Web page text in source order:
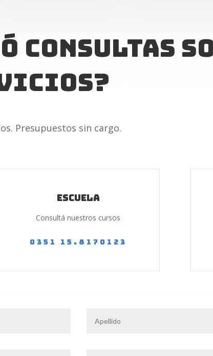
ó consultas
Presupuestos sin cargo.
Escuela
Consultá nuestros cursos
0351 15.8170123